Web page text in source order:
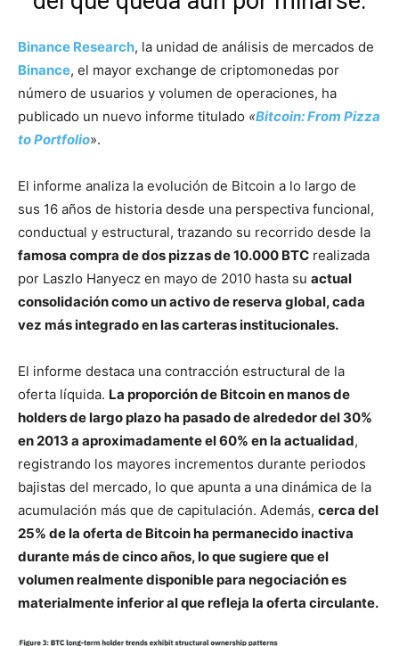
Binance Research, la unidad de análisis de mercados de
Binance, el mayor exchange de criptomonedas por
número de usuarios y volumen de operaciones, ha
publicado un nuevo informe titulado «Bitcoin: From Pizza
to Portfolio».
El informe analiza la evolución de Bitcoin a lo largo de
sus 16 años de historia desde una perspectiva funcional,
conductual y estructural, trazando su recorrido desde la
famosa compra de dos pizzas de 10.000 BTC realizada
por Laszlo Hanyecz en mayo de 2010 hasta su actual
consolidación como un activo de reserva global, cada
vez más integrado en las carteras institucionales.
El informe destaca una contracción estructural de la
oferta líquida. La proporción de Bitcoin en manos de
holders de largo plazo ha pasado de alrededor del 30%
en 2013 a aproximadamente el 60% en la actualidad,
registrando los mayores incrementos durante periodos
bajistas del mercado, lo que apunta a una dinámica de la
acumulación más que de capitulación. Además, cerca del
25% de la oferta de Bitcoin ha permanecido inactiva
durante más de cinco años, lo que sugiere que el
volumen realmente disponible para negociación es
materialmente inferior al que refleja la oferta circulante.